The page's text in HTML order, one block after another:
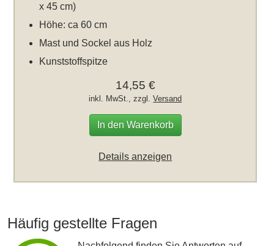
x 45 cm)
Höhe: ca 60 cm
Mast und Sockel aus Holz
Kunststoffspitze
14,55 €
inkl. MwSt., zzgl.Versand
In den Warenkorb
Details anzeigen
Häufig gestellte Fragen